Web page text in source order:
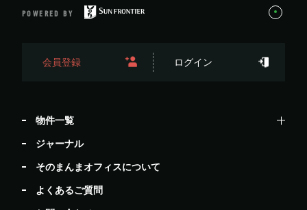
POWERED BY
会員登録 ログイン
物件一覧
ジャーナル
そのまんまオフィスについて
よくあるご質問